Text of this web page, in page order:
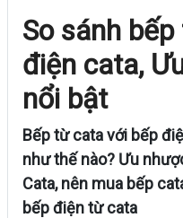
So sánh
điện cata,
nổi bật
Bếp từ cata với bếp
như thế nào? Ưu
Cata, nên mua bếp
bếp điện từ cata